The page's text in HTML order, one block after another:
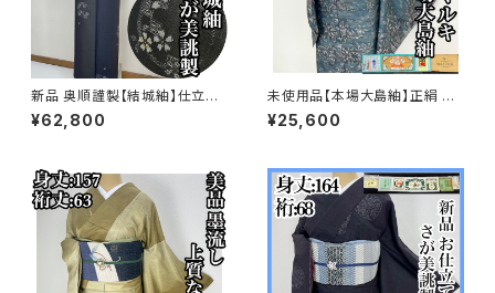
新品 奥順謹製【結城紬】仕立て
上り おく玉 正絹 さが美 s74
8
¥62,800
未使用品【本場大島紬】正絹 9
マルキ 小紋 s731
¥25,600